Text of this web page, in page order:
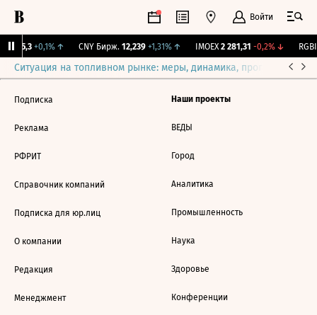
Войти
115,3 +0,1%↑ CNY Бирж. 12,239 +1,31%↑ IMOEX 2 281,31 -0,2%↓
Ситуация на топливном рынке: меры, динамика, прогнозы
Подписка
Реклама
РФРИТ
Справочник компаний
Подписка для юр.лиц
О компании
Редакция
Менеджмент
Наши проекты
ВЕДЫ
Город
Аналитика
Промышленность
Наука
Здоровье
Конференции